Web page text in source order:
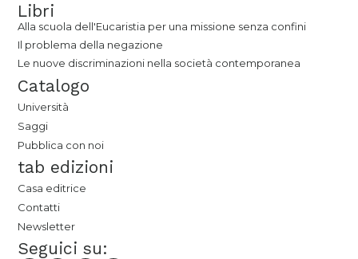
Libri
Alla scuola dell'Eucaristia per una missione senza confini
Il problema della negazione
Le nuove discriminazioni nella società contemporanea
Catalogo
Università
Saggi
Pubblica con noi
tab edizioni
Casa editrice
Contatti
Newsletter
Seguici su: